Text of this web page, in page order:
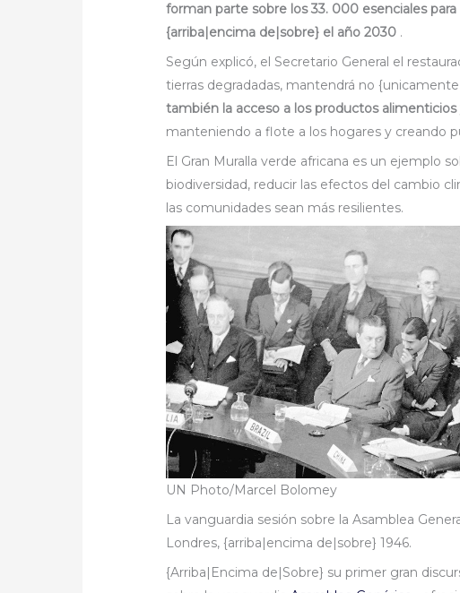
forman parte sobre los 33. 000 esenciales
{arriba|encima de|sobre} el año 2030 .
Según explicó, el Secretario General el
tierras degradadas, mantendrá no
también la acceso a los productos
manteniendo a flote a los hogares y creando
El Gran Muralla verde africana es un ejemplo
biodiversidad, reducir las efectos del cambio
las comunidades sean más resilientes.
UN Photo/Marcel Bolomey
La vanguardia sesión sobre la Asamblea
Londres, {arriba|encima de|sobre} 1946.
{Arriba|Encima de|Sobre} su primer gran